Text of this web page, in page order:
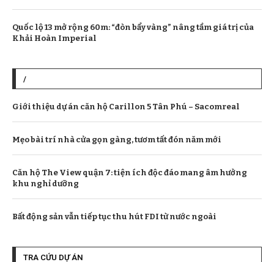
Quốc lộ 13 mở rộng 60m: “đòn bẩy vàng” nâng tầm giá trị của
Khải Hoàn Imperial
/
Giới thiệu dự án căn hộ Carillon 5 Tân Phú – Sacomreal
Mẹo bài trí nhà cửa gọn gàng, tươm tất đón năm mới
Căn hộ The View quận 7: tiện ích độc đáo mang âm hưởng
khu nghỉ dưỡng
Bất động sản vẫn tiếp tục thu hút FDI từ nước ngoài
TRA CỨU DỰ ÁN